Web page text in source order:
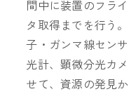
間中に装置のフラ
タ取得までを行う
子・ガンマ線セン
光計、顕微分光カ
せて、資源の発見